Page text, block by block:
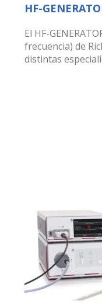
HF-
El HF-
frecuencia) de
distintas